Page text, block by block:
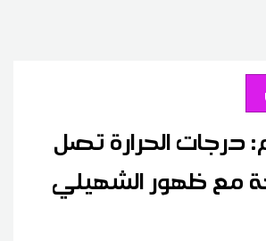
درجات الحرارة تصل
درجة مع ظهور الشهيلي